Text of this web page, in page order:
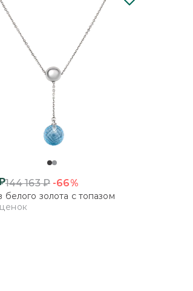
144 163₽ -66%
белого золота с топазом